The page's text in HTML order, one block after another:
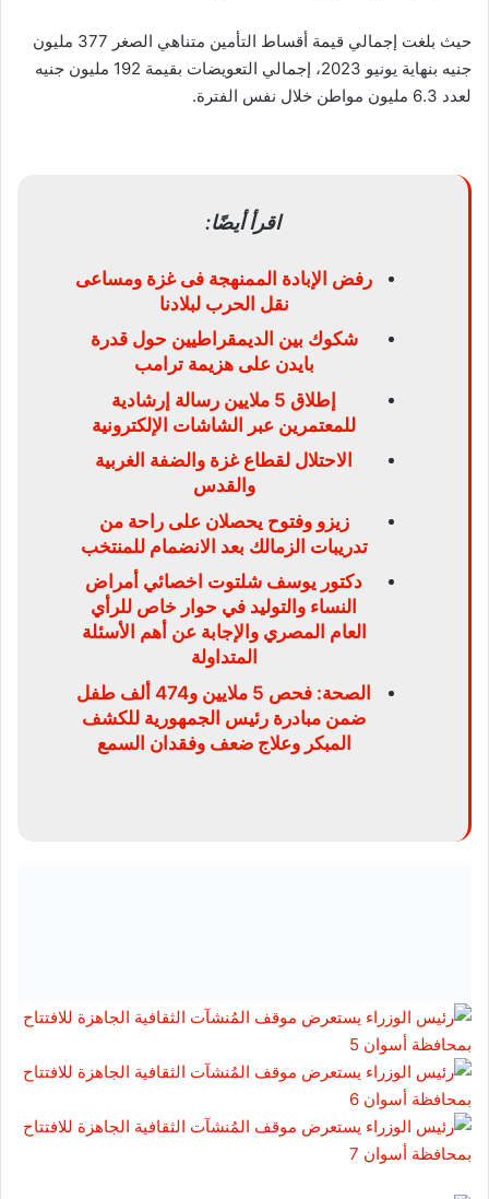
حيث بلغت إجمالي قيمة أقساط التأمين متناهي الصغر 377 مليون
جنيه بنهاية يونيو 2023، إجمالي التعويضات بقيمة 192 مليون جنيه
لعدد 6.3 مليون مواطن خلال نفس الفترة
.
اقرأ أيضًا:
رفض الإبادة الممنهجة فى غزة ومساعى
نقل الحرب لبلادنا
شكوك بين الديمقراطيين حول قدرة
بايدن على هزيمة ترامب
إطلاق 5 ملايين رسالة إرشادية
للمعتمرين عبر الشاشات الإلكترونية
الاحتلال لقطاع غزة والضفة الغربية
والقدس
زيزو وفتوح يحصلان على راحة من
تدريبات الزمالك بعد الانضمام للمنتخب
دكتور يوسف شلتوت اخصائي أمراض
النساء والتوليد في حوار خاص للرأي
العام المصري والإجابة عن أهم الأسئلة
المتداولة
الصحة: فحص 5 ملايين و474 ألف طفل
ضمن مبادرة رئيس الجمهورية للكشف
المبكر وعلاج ضعف وفقدان السمع